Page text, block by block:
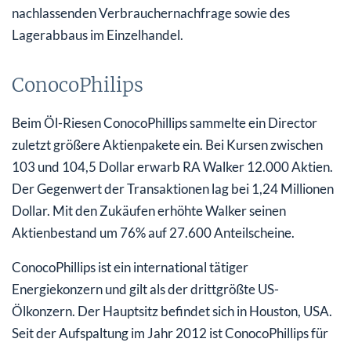
nachlassenden Verbrauchernachfrage sowie des
Lagerabbaus im Einzelhandel.
ConocoPhilips
Beim Öl-Riesen ConocoPhillips sammelte ein Director
zuletzt größere Aktienpakete ein. Bei Kursen zwischen
103 und 104,5 Dollar erwarb RA Walker 12.000 Aktien.
Der Gegenwert der Transaktionen lag bei 1,24 Millionen
Dollar. Mit den Zukäufen erhöhte Walker seinen
Aktienbestand um 76% auf 27.600 Anteilscheine.
ConocoPhillips ist ein international tätiger
Energiekonzern und gilt als der drittgrößte US-
Ölkonzern. Der Hauptsitz befindet sich in Houston, USA.
Seit der Aufspaltung im Jahr 2012 ist ConocoPhillips für